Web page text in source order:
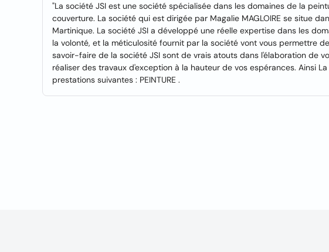
"La société JSI est une société spécialisée dans les domaines de la
couverture. La société qui est dirigée par Magalie MAGLOIRE se situe
Martinique. La société JSI a développé une réelle expertise dans les
la volonté, et la méticulosité fournit par la société vont vous permettre
savoir-faire de la société JSI sont de vrais atouts dans l'élaboration de
réaliser des travaux d'exception à la hauteur de vos espérances. Ainsi
prestations suivantes : PEINTURE .